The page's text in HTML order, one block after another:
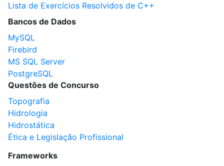
Lista de Exercícios Resolvidos de C++
Bancos de Dados
MySQL
Firebird
MS SQL Server
PostgreSQL
Questões de Concurso
Topografia
Hidrologia
Hidrostática
Ética e Legislação Profissional
Frameworks